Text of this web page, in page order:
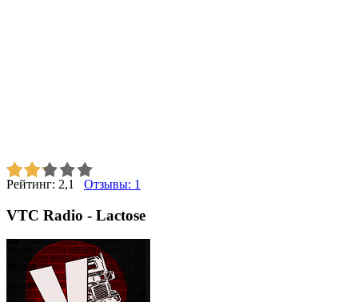
Рейтинг: 2,1 Отзывы: 1
VTC Radio - Lactose